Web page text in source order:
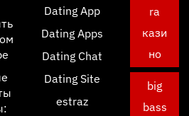
Dating App
Dating Apps
Dating Chat
Dating Site
estraz
ra
кази
но
big
bass